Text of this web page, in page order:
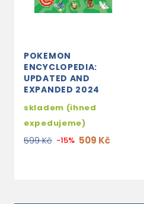
POKEMON
ENCYCLOPEDIA:
UPDATED AND
EXPANDED 2024
skladem (ihned
expedujeme)
599 Kč -15% 509 Kč